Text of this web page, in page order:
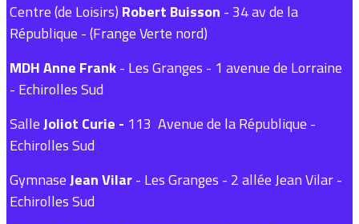
Centre (de Loisirs) Robert Buisson - 34 av de la
République - (Frange Verte nord)
MDHAnne Frank- Les Granges - 1 avenue de Lorraine
- Echirolles Sud
SalleJoliot Curie - 113 Avenue de la République -
Echirolles Sud
GymnaseJean Vilar- Les Granges - 2 allée Jean Vilar -
Echirolles Sud